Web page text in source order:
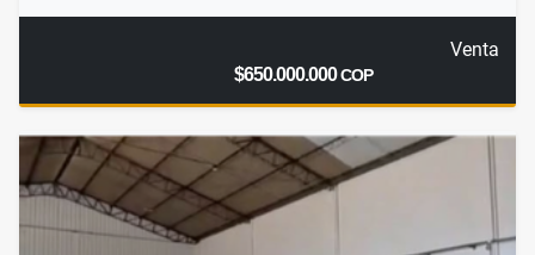
Venta
$650.000.000COP